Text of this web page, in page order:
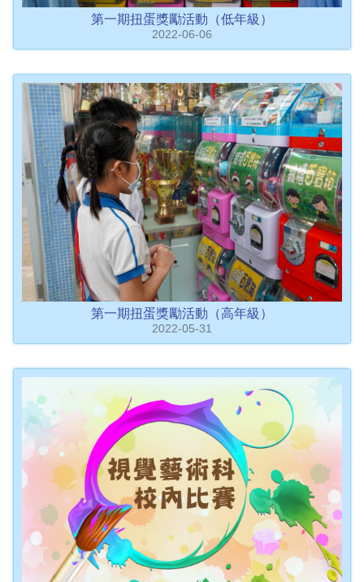
第一期扭蛋獎勵活動（低年級）
2022-06-06
第一期扭蛋獎勵活動（高年級）
2022-05-31